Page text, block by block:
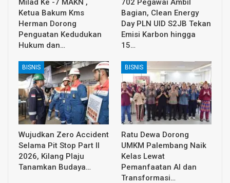
Milad Ke -7 MAKN ,
Ketua Bakum Kms
Herman Dorong
Penguatan Kedudukan
Hukum dan…
702 Pegawai Ambil
Bagian, Clean Energy
Day PLN UID S2JB Tekan
Emisi Karbon hingga
15…
BISNIS
Wujudkan Zero Accident
Selama Pit Stop Part II
2026, Kilang Plaju
Tanamkan Budaya…
BISNIS
Ratu Dewa Dorong
UMKM Palembang Naik
Kelas Lewat
Pemanfaatan AI dan
Transformasi…